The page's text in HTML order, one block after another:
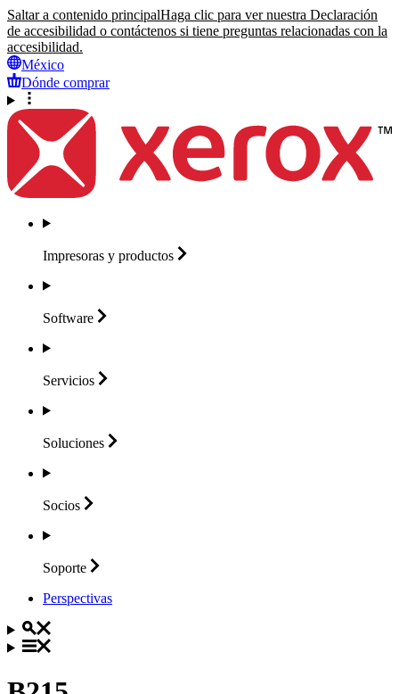
Saltar a contenido principalHaga clic para ver nuestra Declaración
de accesibilidad o contáctenos si tiene preguntas relacionadas con la
accesibilidad.
México
Dónde comprar
Impresoras y productos
Software
Servicios
Soluciones
Socios
Soporte
Perspectivas